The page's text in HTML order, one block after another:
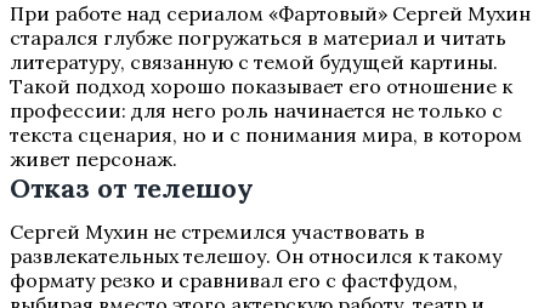
При работе над сериалом «Фартовый» Сергей Мухин
старался глубже погружаться в материал и читать
литературу, связанную с темой будущей картины.
Такой подход хорошо показывает его отношение к
профессии: для него роль начинается не только с
текста сценария, но и с понимания мира, в котором
живет персонаж.
Отказ от телешоу
Сергей Мухин не стремился участвовать в
развлекательных телешоу. Он относился к такому
формату резко и сравнивал его с фастфудом,